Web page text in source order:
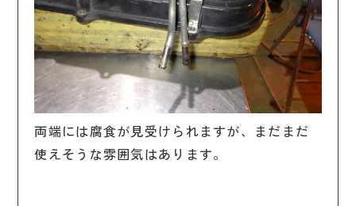
両端には腐食が見受けられますが、まだまだ
使えそうな雰囲気はあります。